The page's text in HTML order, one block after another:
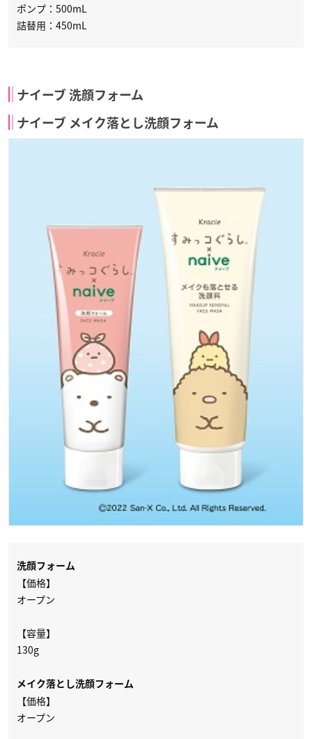
ポンプ：500mL
詰替用：450mL
ナイーブ 洗顔フォーム
ナイーブ メイク落とし洗顔フォーム
洗顔フォーム
【価格】
オープン
【容量】
130g
メイク落とし洗顔フォーム
【価格】
オープン